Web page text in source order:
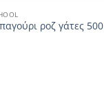
ροζ γάτες 500